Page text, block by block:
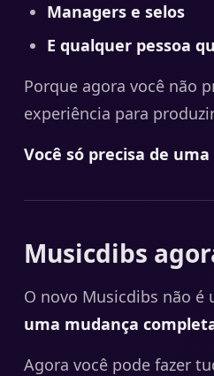
Managers e selos
E qualquer pessoa
Porque agora você não
experiência para
Você só precisa de uma
Musicdibs
O novo Musicdibs não é
uma mudança
Agora você pode fazer